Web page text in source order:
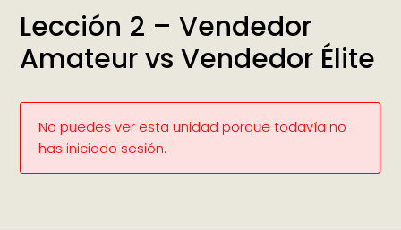
Lección 2 – Vendedor
Amateur vs Vendedor Élite
No puedes ver esta unidad porque todavía no
has iniciado sesión.